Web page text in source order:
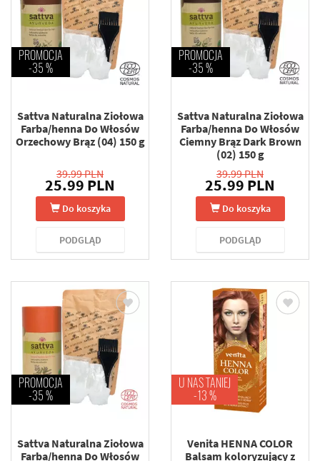
PROMOCJA
-35 %
Sattva Naturalna Ziołowa
Farba/henna Do Włosów
Orzechowy Brąz (04) 150 g
39.99 PLN
25.99 PLN
Do koszyka
PODGLĄD
PROMOCJA
-35 %
Sattva Naturalna Ziołowa
Farba/henna Do Włosów
Ciemny Brąz Dark Brown
(02) 150 g
39.99 PLN
25.99 PLN
Do koszyka
PODGLĄD
PROMOCJA
-35 %
Sattva Naturalna Ziołowa
Farba/henna Do Włosów
U NAS TANIEJ
-13 %
Venita HENNA COLOR
Balsam koloryzujący z